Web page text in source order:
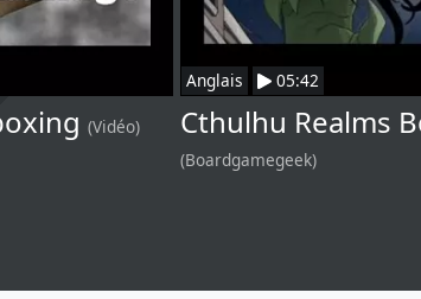
(Vidéo)
Anglais 05:42
Cthulhu Realms
(Boardgamegeek)